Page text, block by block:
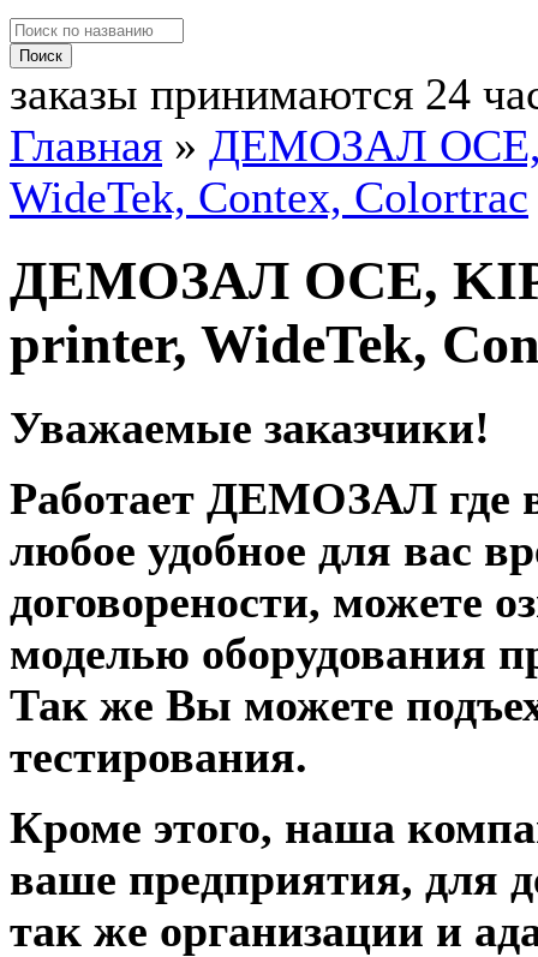
заказы принимаются 24
Главная » ДЕМОЗАЛ OCE,
WideTek, Contex, Colortrac
ДЕМОЗАЛ OCE, KIP,
printer, WideTek,
Уважаемые заказчики!
Работает ДЕМОЗАЛ где
любое удобное для вас
договорености, можете
моделью оборудования
Так же Вы можете
тестирования.
Кроме этого, наша
ваше предприятия, для
так же организации и